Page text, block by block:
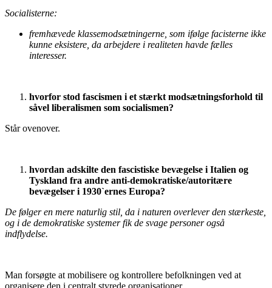
Socialisterne:
fremhævede klassemodsætningerne, som ifølge facisterne ikke
kunne eksistere, da arbejdere i realiteten havde fælles
interesser.
hvorfor stod fascismen i et stærkt modsætningsforhold til
såvel liberalismen som socialismen?
Står ovenover.
hvordan adskilte den fascistiske bevægelse i Italien og
Tyskland fra andre anti-demokratiske/autoritære
bevægelser i 1930`ernes Europa?
De følger en mere naturlig stil, da i naturen overlever den stærkeste,
og i de demokratiske systemer fik de svage personer også
indflydelse.
Man forsøgte at mobilisere og kontrollere befolkningen ved at
organisere den i centralt styrede organisationer.